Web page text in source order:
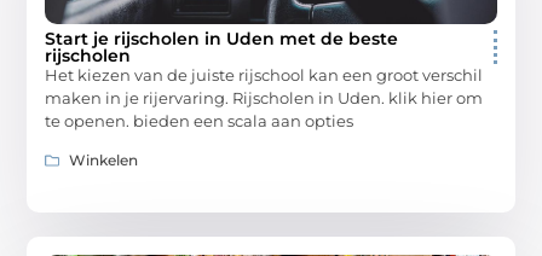
Start je rijscholen in Uden met de beste
rijscholen
Het kiezen van de juiste rijschool kan een groot verschil
maken in je rijervaring. Rijscholen in Uden. klik hier om
te openen. bieden een scala aan opties
Winkelen